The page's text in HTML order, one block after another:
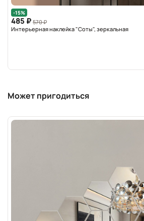
-15%
485 ₽ 570 ₽
Интерьерная наклейка "Соты", зеркальная
Может пригодиться